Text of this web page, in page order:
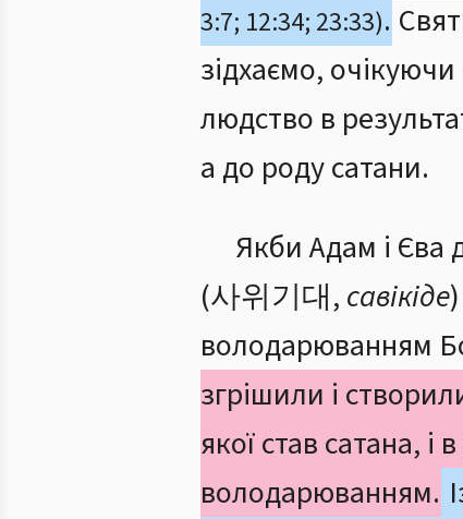
3:7; 12:34; 23:33).
зідхаємо, очікуючи
людство в
а до роду сатани.
Якби Адам і Єва
(사위기대, савікіде
володарюванням
згрішили і
якої став сатана, і
володарюванням.